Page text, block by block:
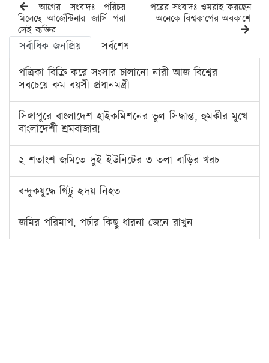
আগের সংবাদঃ পরিচয়
মিলেছে আর্জেন্টিনার জার্সি পরা
সেই ব্যক্তির
পরের সংবাদঃ ওমরাহ করছেন
অনেকে বিশ্বকাপের অবকাশে
সর্বাধিক জনপ্রিয়
সর্বশেষ
পত্রিকা বিক্রি করে সংসার চালানো নারী আজ বিশ্বের
সবচেয়ে কম বয়সী প্রধানমন্ত্রী
সিঙ্গাপুরে বাংলাদেশ হাইকমিশনের ভুল সিদ্ধান্ত, হুমকীর মুখে
বাংলাদেশী শ্রমবাজার!
২ শতাংশ জমিতে দুই ইউনিটের ৩ তলা বাড়ির খরচ
বন্দুকযুদ্ধে গিট্টু হৃদয় নিহত
জমির পরিমাপ, পর্চার কিছু ধারনা জেনে রাখুন